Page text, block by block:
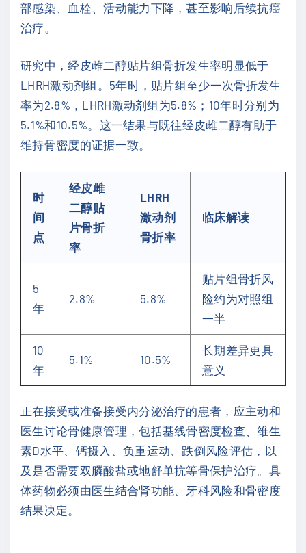
部感染、血栓、活动能力下降，甚至影响后续抗癌
治疗。
研究中，经皮雌二醇贴片组骨折发生率明显低于
LHRH激动剂组。5年时，贴片组至少一次骨折发生
率为2.8%，LHRH激动剂组为5.8%；10年时分别为
5.1%和10.5%。这一结果与既往经皮雌二醇有助于
维持骨密度的证据一致。
时
间
点
经皮雌
二醇贴
片骨折
率
LHRH
激动剂
骨折率
临床解读
5
年
2.8% 5.8%
贴片组骨折风
险约为对照组
一半
10
年
5.1% 10.5%
长期差异更具
意义
正在接受或准备接受内分泌治疗的患者，应主动和
医生讨论骨健康管理，包括基线骨密度检查、维生
素D水平、钙摄入、负重运动、跌倒风险评估，以
及是否需要双膦酸盐或地舒单抗等骨保护治疗。具
体药物必须由医生结合肾功能、牙科风险和骨密度
结果决定。